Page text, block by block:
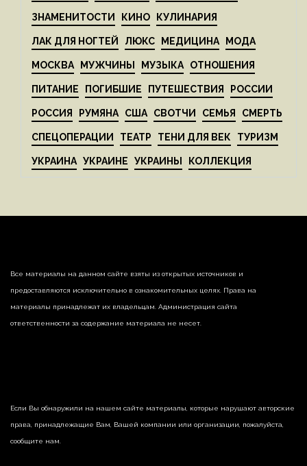
ЗНАМЕНИТОСТИ КИНО КУЛИНАРИЯ
ЛАК ДЛЯ НОГТЕЙ ЛЮКС МЕДИЦИНА МОДА
МОСКВА МУЖЧИНЫ МУЗЫКА ОТНОШЕНИЯ
ПИТАНИЕ ПОГИБШИЕ ПУТЕШЕСТВИЯ РОССИИ
РОССИЯ РУМЯНА США СВОТЧИ СЕМЬЯ СМЕРТЬ
СПЕЦОПЕРАЦИИ ТЕАТР ТЕНИ ДЛЯ ВЕК ТУРИЗМ
УКРАИНА УКРАИНЕ УКРАИНЫ КОЛЛЕКЦИЯ
Все материалы на данном сайте взяты из открытых источников и
предоставляются исключительно в ознакомительных целях. Права на
материалы принадлежат их владельцам. Администрация сайта
ответственности за содержание материала не несет.
Если Вы обнаружили на нашем сайте материалы, которые нарушают авторские
права, принадлежащие Вам, Вашей компании или организации, пожалуйста,
сообщите нам.